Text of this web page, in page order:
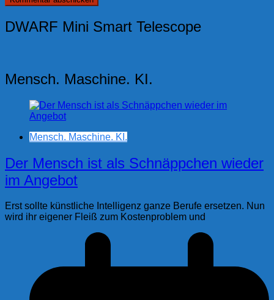
DWARF Mini Smart Telescope
Mensch. Maschine. KI.
Mensch. Maschine. KI.
Der Mensch ist als Schnäppchen wieder
im Angebot
Erst sollte künstliche Intelligenz ganze Berufe ersetzen. Nun
wird ihr eigener Fleiß zum Kostenproblem und